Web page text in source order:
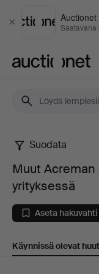
Sulje
Auctionet
Saatavana
Muut
Acreman
St
Suodata
Muut
yrityksessä
Aseta hakuvahti
Käynnissä olevat